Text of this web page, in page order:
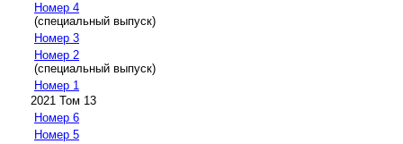
Номер 4
(специальный выпуск)
Номер 3
Номер 2
(специальный выпуск)
Номер 1
2021 Том 13
Номер 6
Номер 5